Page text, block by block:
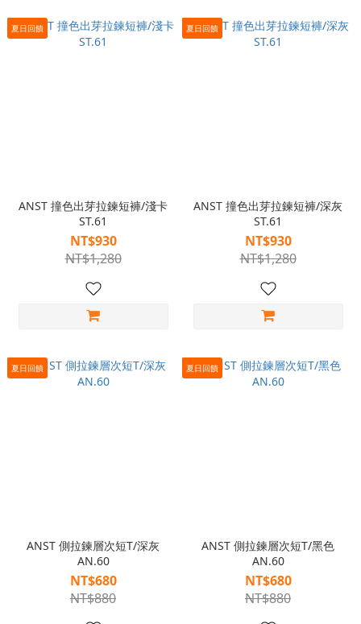
夏日回饋
ANST 撞色出芽拉鍊短褲/淺卡
ST.61
NT$930
NT$1,280
夏日回饋
ANST 撞色出芽拉鍊短褲/深灰
ST.61
NT$930
NT$1,280
夏日回饋
ANST 側拉鍊層次短T/深灰
AN.60
NT$680
NT$880
夏日回饋
ANST 側拉鍊層次短T/黑色
AN.60
NT$680
NT$880